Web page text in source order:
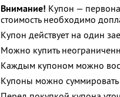
Внимание! Купон —
стоимость необходимо
Купон действует на один
Можно купить
Каждым купоном можно
Купоны можно